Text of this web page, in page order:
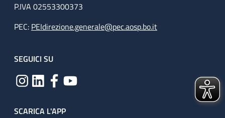
P.IVA 02553300373
PEC: PEIdirezione.generale@pec.aosp.bo.it
SEGUICI SU
SCARICA L'APP